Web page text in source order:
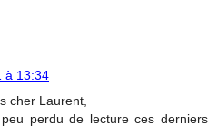
à 13:34
cher Laurent,
perdu de lecture ces derniers